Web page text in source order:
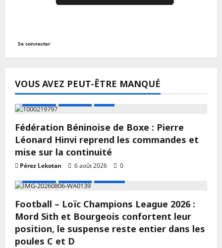
Se connecter
VOUS AVEZ PEUT-ÊTRE MANQUÉ
Fédération Béninoise de Boxe : Pierre
Léonard Hinvi reprend les commandes et
mise sur la continuité
Pérez Lekotan 6 août 2026
0
Football – Loïc Champions League 2026 :
Mord Sith et Bourgeois confortent leur
position, le suspense reste entier dans les
poules C et D